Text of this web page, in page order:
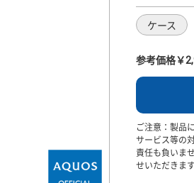
ケース
参考価格￥
ご注意：製品
サービス等の
責任も負いま
せいただきま